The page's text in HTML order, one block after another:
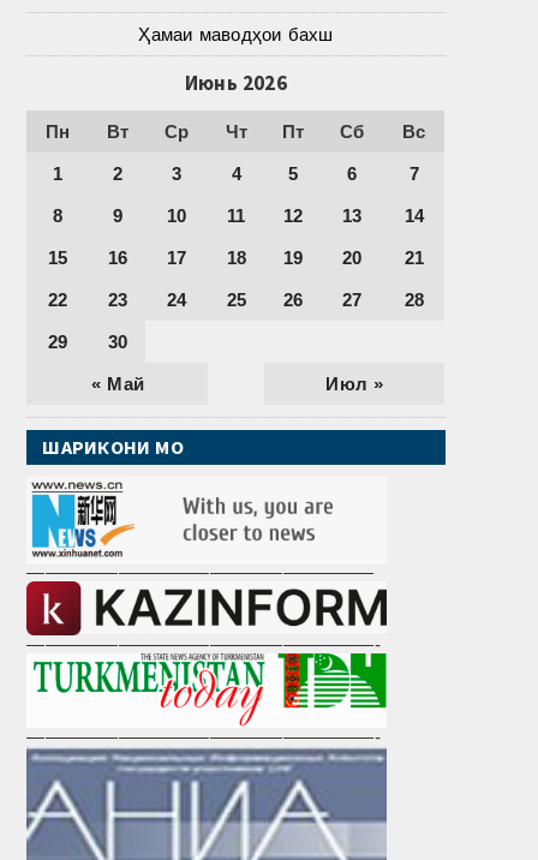
Ҳамаи маводҳои бахш
Июнь 2026
Пн Вт Ср Чт Пт Сб Вс
« Май Июл »
1 2 3 4 5 6 7
8 9 10 11 12 13 14
15 16 17 18 19 20 21
22 23 24 25 26 27 28
29 30
ШАРИКОНИ МО
———————————————————
———————————————————-
———————————————————-